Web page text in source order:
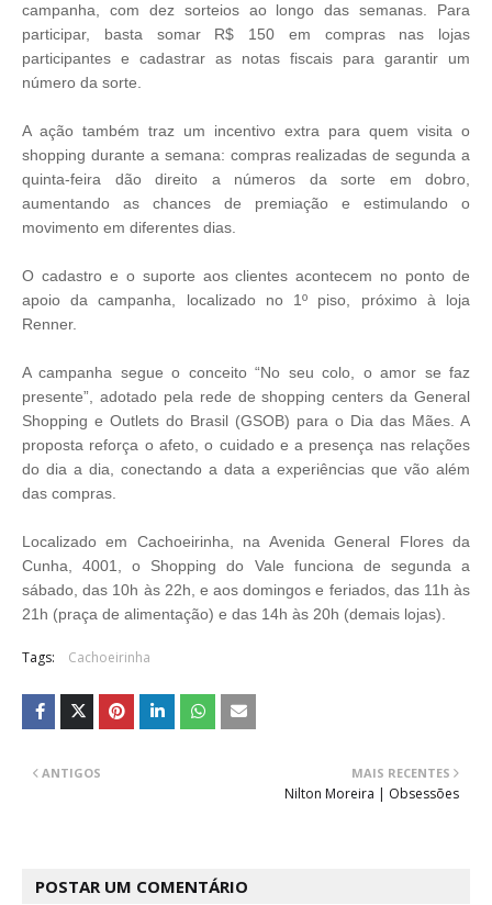
campanha, com dez sorteios ao longo das semanas. Para
participar, basta somar R$ 150 em compras nas lojas
participantes e cadastrar as notas fiscais para garantir um
número da sorte.
A ação também traz um incentivo extra para quem visita o
shopping durante a semana: compras realizadas de segunda a
quinta-feira dão direito a números da sorte em dobro,
aumentando as chances de premiação e estimulando o
movimento em diferentes dias.
O cadastro e o suporte aos clientes acontecem no ponto de
apoio da campanha, localizado no 1º piso, próximo à loja
Renner.
A campanha segue o conceito “No seu colo, o amor se faz
presente”, adotado pela rede de shopping centers da General
Shopping e Outlets do Brasil (GSOB) para o Dia das Mães. A
proposta reforça o afeto, o cuidado e a presença nas relações
do dia a dia, conectando a data a experiências que vão além
das compras.
Localizado em Cachoeirinha, na Avenida General Flores da
Cunha, 4001, o Shopping do Vale funciona de segunda a
sábado, das 10h às 22h, e aos domingos e feriados, das 11h às
21h (praça de alimentação) e das 14h às 20h (demais lojas).
Tags: Cachoeirinha
MAIS RECENTES
Nilton Moreira | Obsessões
ANTIGOS
POSTAR UM COMENTÁRIO